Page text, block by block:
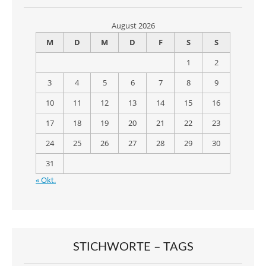
August 2026
M
D M D F S
S
1
2
3
4 5 6 7 8
9
10
11 12 13 14 15
16
17
18 19 20 21 22
23
24
25 26 27 28 29
30
31
« Okt.
STICHWORTE – TAGS